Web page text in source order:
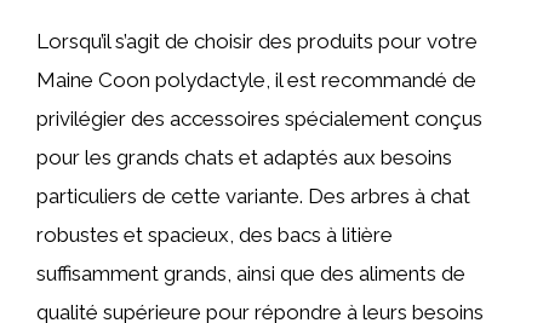
Lorsqu’il s’agit de choisir des produits pour votre
Maine Coon polydactyle, il est recommandé de
privilégier des accessoires spécialement conçus
pour les grands chats et adaptés aux besoins
particuliers de cette variante. Des arbres à chat
robustes et spacieux, des bacs à litière
suffisamment grands, ainsi que des aliments de
qualité supérieure pour répondre à leurs besoins